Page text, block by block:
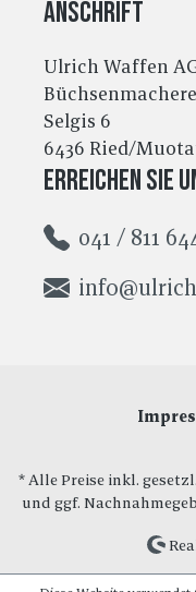
Anschrift
Ulrich Waffen
Selgis 6
6436 Ried/
Erreichen Sie
041 / 811
* Alle Preise inkl.
und ggf.